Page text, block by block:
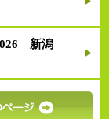
新潟